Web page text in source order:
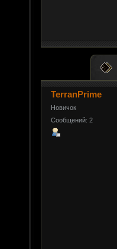
TerranPrime
Новичок
Сообщений: 2